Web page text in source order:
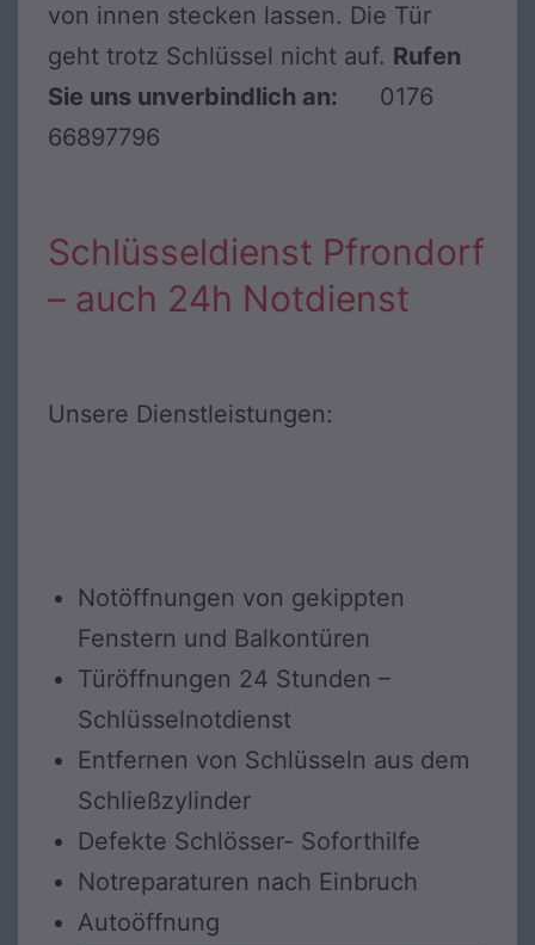
von innen stecken lassen. Die Tür
geht trotz Schlüssel nicht auf. Rufen
Sie uns unverbindlich an:
0176
66897796
Schlüsseldienst Pfrondorf
– auch 24h Notdienst
Unsere Dienstleistungen:
Notöffnungen von gekippten
Fenstern und Balkontüren
Türöffnungen 24 Stunden –
Schlüsselnotdienst
Entfernen von Schlüsseln aus dem
Schließzylinder
Defekte Schlösser- Soforthilfe
Notreparaturen nach Einbruch
Autoöffnung